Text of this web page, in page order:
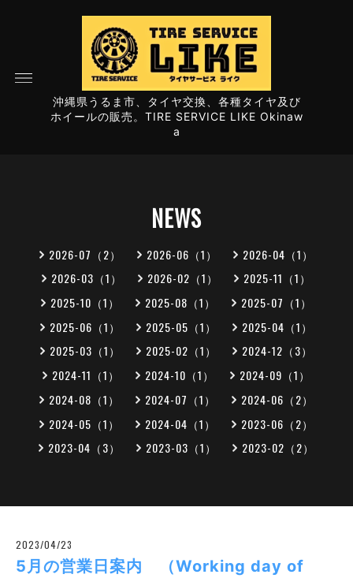
沖縄県うるま市、タイヤ交換、各種タイヤ及び
ホイールの販売。TIRE SERVICE LIKE Okinaw
a
NEWS
2026-07（2） 2026-06（1）
2026-04（1）
2026-03（1）
2026-02（1）
2025-11（1）
2025-10（1）
2025-08（1）
2025-07（1）
2025-06（1）
2025-05（1）
2025-04（1）
2025-03（1）
2025-02（1）
2024-12（3）
2024-11（1）
2024-10（1）
2024-09（1）
2024-08（1）
2024-07（1）
2024-06（2）
2024-05（1）
2024-04（1）
2023-06（2）
2023-04（3）
2023-03（1） 2023-02（2）
2023/04/23
5月の営業日案内 （Working day of